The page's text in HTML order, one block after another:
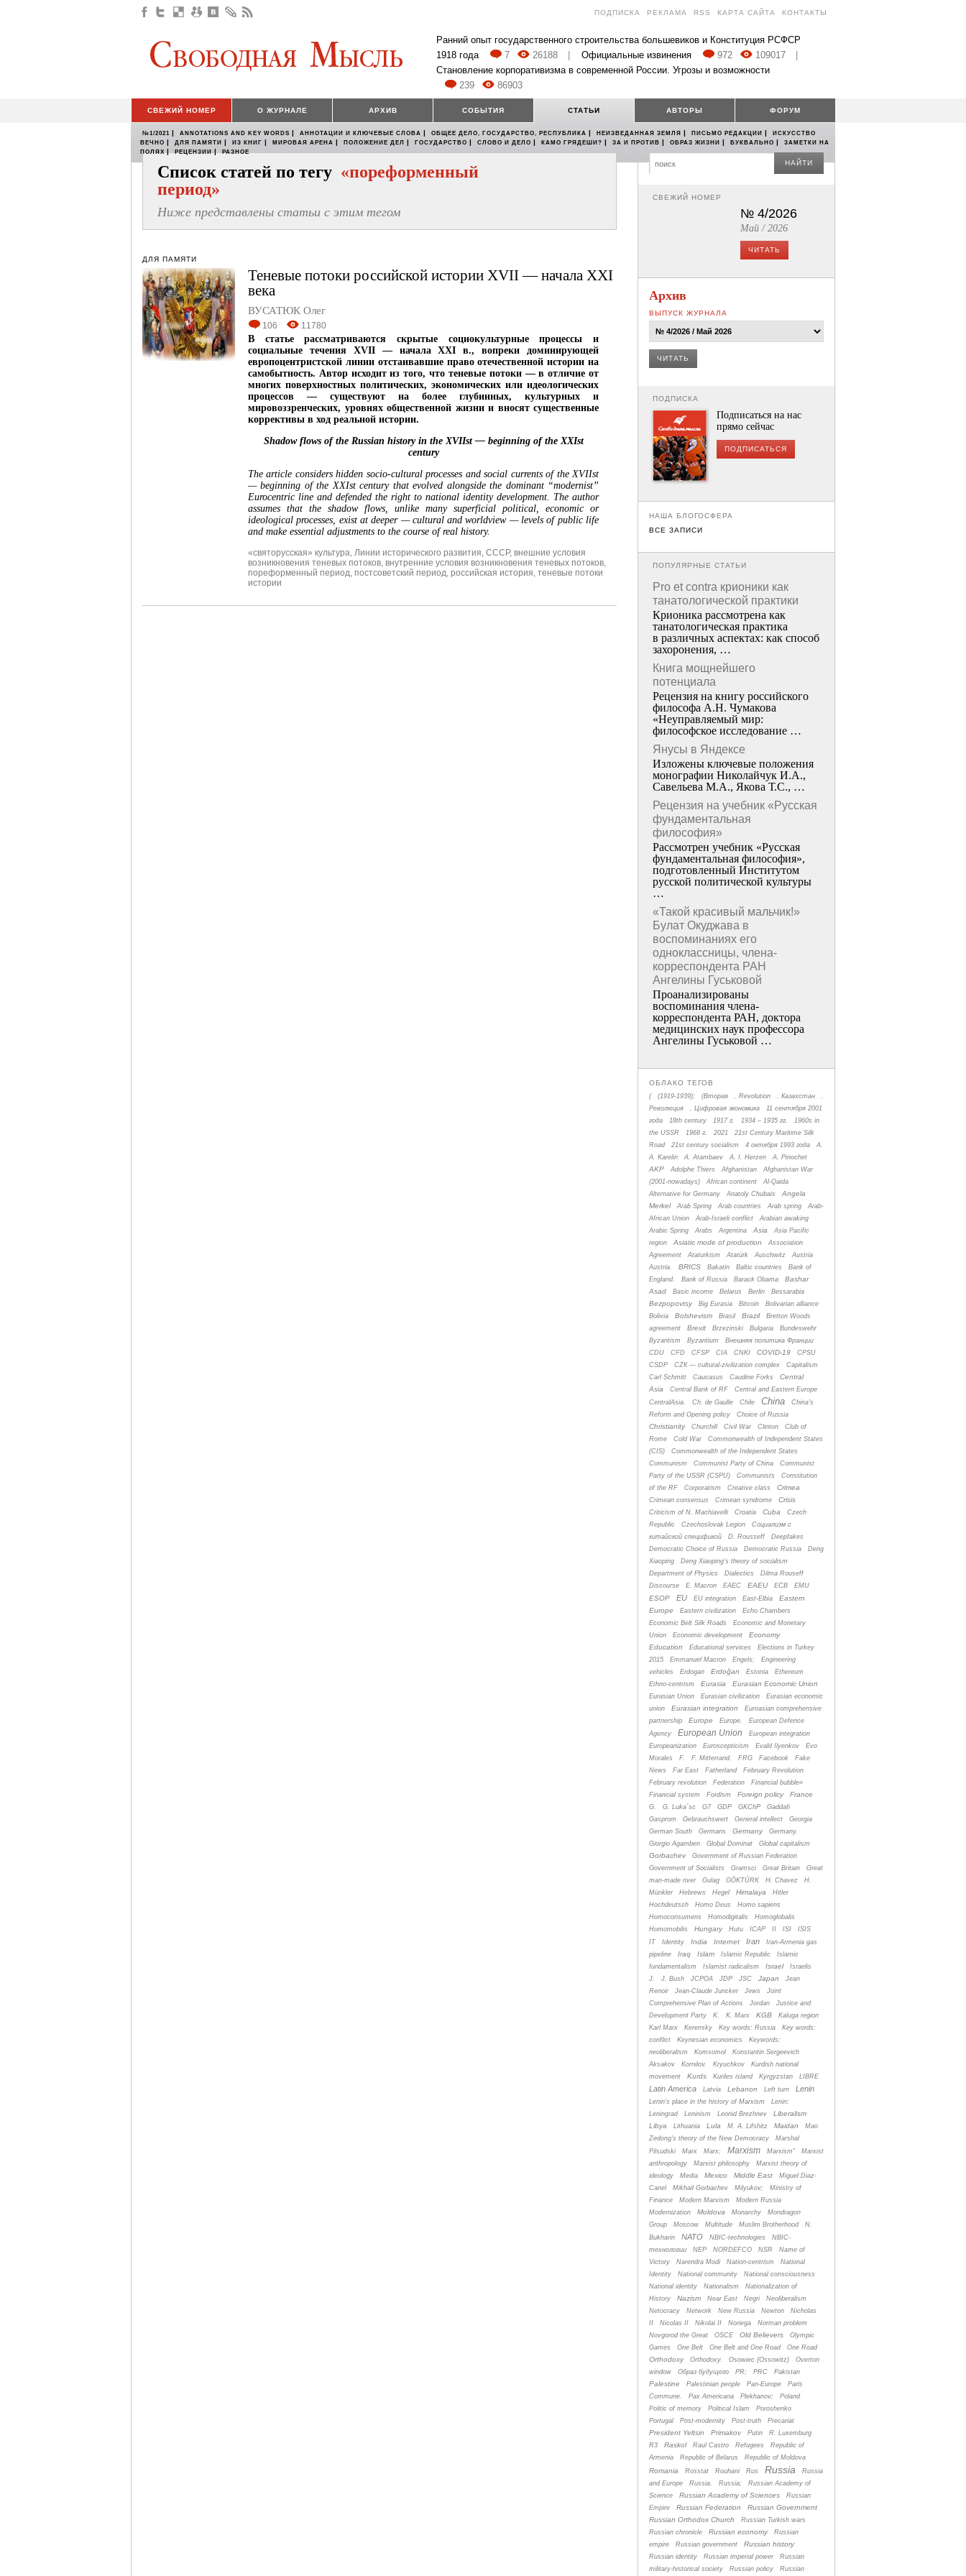
ПОДПИСКА РЕКЛАМА RSS КАРТА САЙТА КОНТАКТЫ
Ранний опыт государственного строительства большевиков и Конституция РСФСР
1918 года
7 26188 Официальные извинения 972 109017
Становление корпоративизма в современной России. Угрозы и возможности
239
86903
СВЕЖИЙ НОМЕР О ЖУРНАЛЕ АРХИВ СОБЫТИЯ СТАТЬИ АВТОРЫ ФОРУМ
№1/2021 | ANNOTATIONS AND KEY WORDS | АННОТАЦИИ И КЛЮЧЕВЫЕ СЛОВА | ОБЩЕЕ ДЕЛО, ГОСУДАРСТВО, РЕСПУБЛИКА | НЕИЗВЕДАННАЯ ЗЕМЛЯ | ПИСЬМО РЕДАКЦИИ |
ИСКУССТВО
ВЕЧНО | ДЛЯ ПАМЯТИ | ИЗ КНИГ | МИРОВАЯ АРЕНА | ПОЛОЖЕНИЕ ДЕЛ | ГОСУДАРСТВО | СЛОВО И ДЕЛО | КАМО ГРЯДЕШИ? | ЗА И ПРОТИВ | ОБРАЗ ЖИЗНИ | БУКВАЛЬНО |
ЗАМЕТКИ НА
ПОЛЯХ | РЕЦЕНЗИИ | РАЗНОЕ
Список статей по тегу «пореформенный
период»
Ниже представлены статьи с этим тегом
ДЛЯ ПАМЯТИ
Теневые потоки российской истории XVII — начала XXI
века
ВУСАТЮК Олег
106 11780
В статье рассматриваются скрытые социокультурные процессы и
социальные течения XVII — начала XXI в., вопреки доминирующей
европоцентристской линии отстаивавшие право отечественной истории на
самобытность. Автор исходит из того, что теневые потоки — в отличие от
многих поверхностных политических, экономических или идеологических
процессов — существуют на более глубинных, культурных и
мировоззренческих, уровнях общественной жизни и вносят существенные
коррективы в ход реальной истории.
Shadow flows of the Russian history in the XVIIst — beginning of the XXIst
century
The article considers hidden socio-cultural processes and social currents of the XVIIst
— beginning of the XXIst century that evolved alongside the dominant “modernist”
Eurocentric line and defended the right to national identity development. The author
assumes that the shadow flows, unlike many superficial political, economic or
ideological processes, exist at deeper — cultural and worldview — levels of public life
and make essential adjustments to the course of real history.
«святорусская» культура, Линии исторического развития, СССР, внешние условия
возникновения теневых потоков, внутренние условия возникновения теневых потоков,
пореформенный период, постсоветский период, российская история, теневые потоки
истории
НАЙТИ
СВЕЖИЙ НОМЕР
№ 4/2026
Май / 2026
ЧИТАТЬ
Архив
ВЫПУСК ЖУРНАЛА
ЧИТАТЬ
ПОДПИСКА
Подписаться на нас
прямо сейчас
ПОДПИСАТЬСЯ
НАША БЛОГОСФЕРА
ВСЕ ЗАПИСИ
ПОПУЛЯРНЫЕ СТАТЬИ
Pro et contra крионики как
танатологической практики
Крионика рассмотрена как
танатологическая практика
в различных аспектах: как способ
захоронения, …
Книга мощнейшего
потенциала
Рецензия на книгу российского
философа А.Н. Чумакова
«Неуправляемый мир:
философское исследование …
Янусы в Яндексе
Изложены ключевые положения
монографии Николайчук И.А.,
Савельева М.А., Якова Т.С., …
Рецензия на учебник «Русская
фундаментальная
философия»
Рассмотрен учебник «Русская
фундаментальная философия»,
подготовленный Институтом
русской политической культуры
…
«Такой красивый мальчик!»
Булат Окуджава в
воспоминаниях его
одноклассницы, члена-
корреспондента РАН
Ангелины Гуськовой
Проанализированы
воспоминания члена­
корреспондента РАН, доктора
медицинских наук профессора
Ангелины Гуськовой …
ОБЛАКО ТЕГОВ
( (1919-1939); (Вторая . Revolution . Казахстан
.
Революция
. Цифровая экономика
11 сентября 2001
года
18th century 1917 г. 1934 – 1935 гг.
1960s in
the USSR
1968 г. 2021
21st Century Maritime Silk
Road
21st century socialism 4 октября 1993 года
A.
A. Karelin
A. Atambaev A. I. Herzen A. Pinochet
AKP Adolphe Thiers Afghanistan
Afghanistan War
(2001-nowadays)
African continent
Al-Qaida
Alternative for Germany
Anatoly Chubais
Angela
Merkel
Arab Spring Arab countries Arab spring
Arab-
African Union
Arab-Israeli conflict
Arabian awaking
Arabic Spring
Arabs Argentina Asia
Asia Pacific
region
Asiatic mode of production
Association
Agreement
Ataturkism Atatürk Auschwitz
Austria
Austria.
BRICS Bakatin Baltic countries
Bank of
England.
Bank of Russia Barack Obama
Bashar
Asad
Basic income Belarus Berlin Bessarabia
Bezpopovtsy Big Eurasia Bitcoin
Bolivarian alliance
Bolivia
Bolshevism Brasil Brazil
Bretton Woods
agreement
Brexit Brzezinski Bulgaria
Bundeswehr
Byzantism
Byzantium
Bнешняя политика Франции
CDU
CFD CFSP CIA CNKI COVID-19
CPSU
CSDP
CZК — cultural-zivilization complex
Capitalism
Carl Schmitt
Caucasus Caudine Forks
Central
Asia
Central Bank of RF
Central and Eastern Europe
CentralAsia.
Ch. de Gaulle Chile China
China's
Reform and Opening policy
Choice of Russia
Christianity Churchill Civil War Clinton
Club of
Rome
Cold War
Commonwealth of Independent States
(CIS)
Commonwealth of the Independent States
Communism
Communist Party of China
Communist
Party of the USSR (CSPU)
Communists
Constitution
of the RF
Corporatism Creative class Crimea
Crimean consensus Crimean syndrome Crisis
Criticism of N. Machiavelli Croatia Cuba
Czech
Republic
Czechoslovak Legion
Cоциализм с
китайской спецификой
D. Rousseff
Deepfakes
Democratic Choice of Russia
Democratic Russia
Deng
Xiaoping
Deng Xiaoping's theory of socialism
Department of Physics
Dialectics
Dilma Rouseff
Discourse
E. Macron EAEC EAEU ECB EMU
ESOP EU EU integration East-Elbia
Eastern
Europe
Eastern civilization
Echo Chambers
Economic Belt Silk Roads
Economic and Monetary
Union
Economic development
Economy
Education
Educational services
Elections in Turkey
2015
Emmanuel Macron Engels;
Engineering
vehicles
Erdogan Erdoğan Estonia
Ethereum
Ethno-centrism
Eurasia Eurasian Economic Union
Eurasian Union Eurasian civilization
Eurasian economic
union
Eurasian integration
Euroasian comprehensive
partnership
Europe Europe.
European Defence
Agency
European Union
European integration
Europeanization
Euroscepticism Evald Ilyenkov
Evo
Morales
F. F. Mitterrand. FRG Facebook
Fake
News
Far East Fatherland
February Revolution
February revolution
Federation
Financial bubble»
Financial system
Fordism Foreign policy France
G. G. Luka´sc G7 GDP GKChP
Gaddafi
Gasprom
Gebrauchswert General intellect
Georgia
German South
Germans Germany
Germany.
Giorgio Agamben
Global Dominat Global capitalism
Gorbachev
Government of Russian Federation
Government of Socialists
Gramsci Great Britain
Great
man-made river
Gulag GÖKTÜRK H. Chavez
H.
Münkler
Hebrews Hegel Himalaya
Hitler
Hochdeutsch
Homo Deus
Homo sapiens
Homoconsumens
Homodigitalis
Homoglobalis
Homomobilis
Hungary Hutu ICAP II ISI
ISIS
IT
Identity India Internet Iran
Iran-Armenia gas
pipeline
Iraq Islam Islamic Republic
Islamic
fundamentalism
Islamist radicalism Israel
Israelis
J.
J. Bush JCPOA JDP JSC Japan
Jean
Renoir
Jean-Claude Juncker Jews
Joint
Comprehensive Plan of Actions
Jordan
Justice and
Development Party
K. K. Marx KGB
Kaluga region
Karl Marx
Kerensky Key words: Russia
Key words:
conflict
Keynesian economics
Keywords:
neoliberalism
Komsomol
Konstantin Sergeevich
Aksakov
Kornilov. Kryuchkov
Kurdish national
movement
Kurds Kuriles island Kyrgyzstan LIBRE
Latin America Latvia Lebanon Left turn Lenin
Lenin's place in the history of Marxism
Lenin;
Leningrad
Leninism Leonid Brezhnev
Liberalism
Libya
Lithuania Lula M. A. Lifshitz Maidan
Mao
Zedong's theory of the New Democracy
Marshal
Pilsudski
Marx Marx; Marxism Marxism”
Marxist
anthropology
Marxist philosophy
Marxist theory of
ideology
Media Mexico Middle East
Miguel Diaz-
Canel
Mikhail Gorbachev Milyukov;
Ministry of
Finance
Modern Marxism
Modern Russia
Modernization
Moldova Monarchy
Mondragon
Group
Moscow Multitude Muslim Brotherhood
N.
Bukharin
NATO NBIC-technologies
NBIC-
технологии
NEP NORDEFCO NSR
Name of
Victory
Narendra Modi Nation-centrism
National
Identity
National community
National consciousness
National identity
Nationalism
Nationalization of
History
Nazism Near East Negri
Neoliberalism
Netocracy
Network New Russia Newton
Nicholas
II
Nicolas II Nikolai II Noriega
Norman problem
Novgorod the Great
OSCE Old Believers
Olympic
Games
One Belt One Belt and One Road One Road
Orthodoxy Orthodoxy. Osowiec (Ossowitz)
Overton
window
Oбраз будущего PR; PRC Pakistan
Palestine Palestinian people Pan-Europe
Paris
Commune.
Pax Americana Plekhanov;
Poland
Politic of memory
Political Islam
Poroshenko
Portugal
Post-modernity Post-truth Precariat
President Yeltsin Primakov Putin
R. Luxemburg
R3
Raskol Raul Castro Refugees
Republic of
Armenia
Republic of Belarus Republic of Moldova
Romania Rosstat Rouhani Rus Russia
Russia
and Europe
Russia. Russia;
Russian Academy of
Science
Russian Academy of Sciences
Russian
Empire
Russian Federation
Russian Government
Russian Orthodox Church
Russian Turkish wars
Russian chronicle
Russian economy
Russian
empire
Russian government Russian history
Russian identity Russian imperial power
Russian
military-historical society
Russian policy Russian